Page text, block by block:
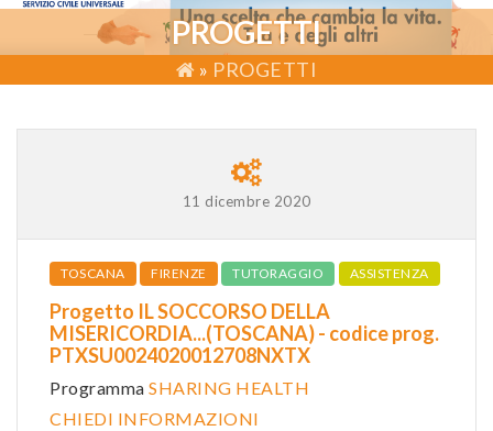
PROGETTI
» PROGETTI
11 dicembre 2020
TOSCANA FIRENZE TUTORAGGIO ASSISTENZA
Progetto IL SOCCORSO DELLA
MISERICORDIA...(TOSCANA) - codice prog.
PTXSU0024020012708NXTX
Programma SHARING HEALTH
CHIEDI INFORMAZIONI